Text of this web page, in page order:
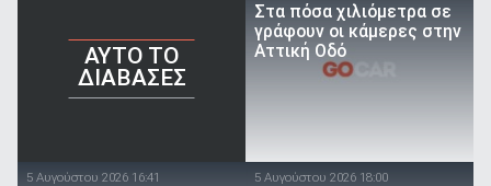
AYTO TO
ΔΙΑΒΑΣΕΣ
Στα πόσα χιλιόμετρα σε
γράφουν οι κάμερες στην
Αττική Οδό
5 Αυγούστου 2026 16:41 5 Αυγούστου 2026 18:00